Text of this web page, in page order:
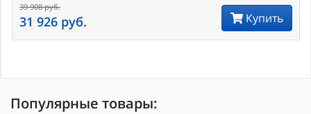
39 908 руб.
31 926 руб. Купить
Популярные товары: